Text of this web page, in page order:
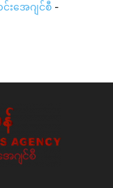
အေဂျင်စီ -